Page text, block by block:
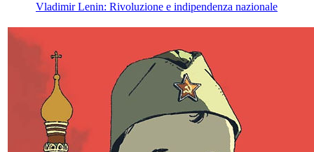
Vladimir Lenin: Rivoluzione e indipendenza nazionale